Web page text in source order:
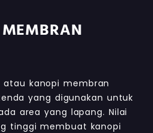
kanopi membran
yang digunakan untuk
area yang lapang. Nilai
tinggi membuat kanopi